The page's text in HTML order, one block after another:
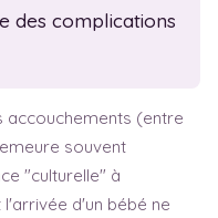
des complications
accouchements (entre
souvent
"culturelle" à
d'un bébé ne